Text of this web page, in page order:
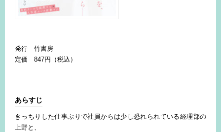
発行 竹書房
定価 847円（税込）
あらすじ
きっちりした仕事ぶりで社員からは少し恐れられている経理部の
上野と、